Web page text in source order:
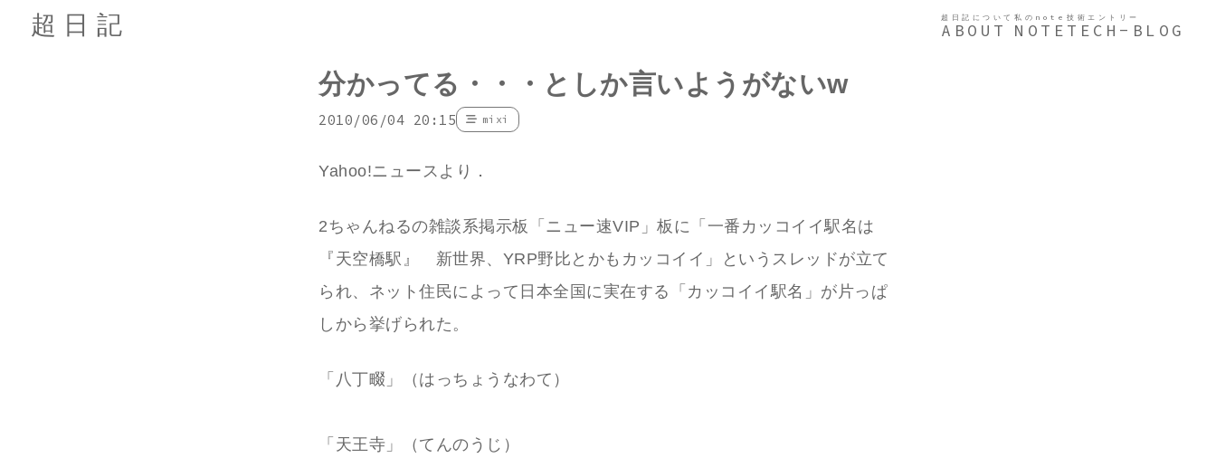
超日記 超日記について
ABOUT
私のnote
NOTE
技術エントリー
TECH-BLOG
分かってる・・・としか言いようがないw
2010/06/04 20:15 mixi
Yahoo!ニュースより．
2ちゃんねるの雑談系掲示板「ニュー速VIP」板に「一番カッコイイ駅名は
『天空橋駅』 新世界、YRP野比とかもカッコイイ」というスレッドが立て
られ、ネット住民によって日本全国に実在する「カッコイイ駅名」が片っぱ
しから挙げられた。
「八丁畷」（はっちょうなわて）
「天王寺」（てんのうじ）